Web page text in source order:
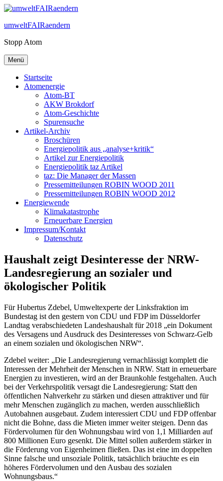
Zum
springen
umweltFAIRaendern
Stopp Atom
Menü
Startseite
Atomenergie
Atom-BT
AKW Brokdorf
Atom-Geschichte
Spurensuche
Artikel-Archiv
Broschüren
Energiepolitik aus „analyse+kritik“
Artikel zur Energiepolitik
Energiepolitik taz Artikel
taz: Die Manager der Massen
Pressemitteilungen ROBIN WOOD 2011
Pressemitteilungen ROBIN WOOD 2012
Energiewende
Klimakatastrophe
Erneuerbare Energien
Impressum/Kontakt
Datenschutz
Haushalt zeigt Desinteresse der NRW-
Landesregierung an sozialer und
ökologischer Politik
Für Hubertus Zdebel, Umweltexperte der Linksfraktion im
Bundestag ist den gestern von CDU und FDP im Düsseldorfer
Landtag verabschiedeten Landeshaushalt für 2018 „ein Dokument
des Versagens und Ausdruck des Desinteresses von Schwarz-Gelb
an einem sozialen und ökologischen NRW“.
Zdebel weiter: „Die Landesregierung vernachlässigt komplett die
Interessen der Mehrheit der Menschen in NRW. Statt in erneuerbare
Energien zu investieren, wird an der Braunkohle festgehalten. Auch
bei der Verkehrspolitik versagt die Landesregierung: Statt den
öffentlichen Nahverkehr zu stärken und diesen attraktiver und für
mehr Menschen zugänglich zu machen, werden ausschließlich
Autobahnen ausgebaut. Zudem interessiert CDU und FDP offenbar
nicht die Bohne, dass die Mieten immer weiter steigen. Denn das
Fördervolumen für den Wohnungsbau wird von 1,1 Milliarden auf
800 Millionen Euro gesenkt. Die Mittel sollen außerdem stärker in
die Förderung von Eigenheimen fließen. Das ist eine im doppelten
Sinne falsche und unsoziale Politik, tatsächlich bräuchte es ein
höheres Fördervolumen und den Ausbau des sozialen
Wohnungsbaus.“